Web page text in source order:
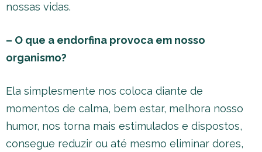
nossas vidas.
– O que a endorfina provoca em nosso
organismo?
Ela simplesmente nos coloca diante de
momentos de calma, bem estar, melhora nosso
humor, nos torna mais estimulados e dispostos,
consegue reduzir ou até mesmo eliminar dores,